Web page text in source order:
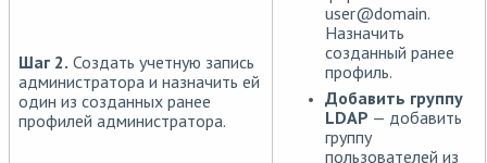
Шаг 2. Создать учетную запись
администратора и назначить ей
один из созданных ранее
профилей администратора.
user@domain.
Назначить
созданный ранее
профиль.
Добавить группу
LDAP — добавить
группу
пользователей из